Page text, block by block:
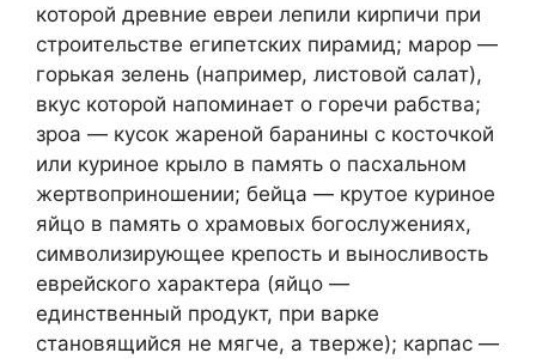
которой древние евреи лепили кирпичи при
строительстве египетских пирамид; марор —
горькая зелень (например, листовой салат),
вкус которой напоминает о горечи рабства;
зроа — кусок жареной баранины с косточкой
или куриное крыло в память о пасхальном
жертвоприношении; бейца — крутое куриное
яйцо в память о храмовых богослужениях,
символизирующее крепость и выносливость
еврейского характера (яйцо —
единственный продукт, при варке
становящийся не мягче, а тверже); карпас —